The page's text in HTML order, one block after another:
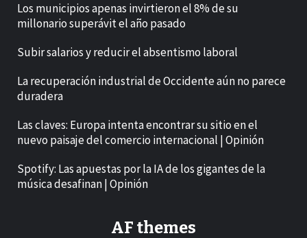
Los municipios apenas invirtieron el 8% de su
millonario superávit el año pasado
Subir salarios y reducir el absentismo laboral
La recuperación industrial de Occidente aún no parece
duradera
Las claves: Europa intenta encontrar su sitio en el
nuevo paisaje del comercio internacional | Opinión
Spotify: Las apuestas por la IA de los gigantes de la
música desafinan | Opinión
AF themes